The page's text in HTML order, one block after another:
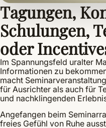
Tagungen,
Schulungen,
oder
Im Spannungsfeld uralter
Informationen zu
macht
für Ausrichter als auch für
und nachklingenden
Angefangen beim
freies Gefühl von Ruhe